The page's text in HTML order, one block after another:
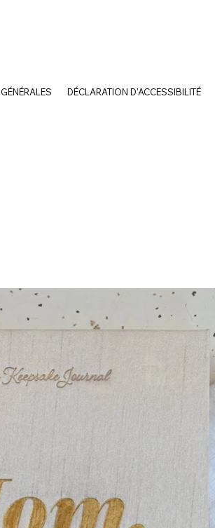
DÉCLARATION D'ACCESSIBILITÉ